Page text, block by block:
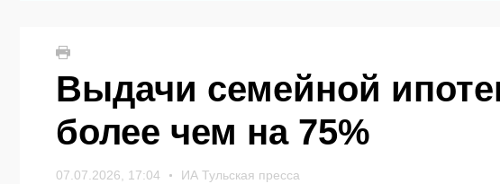
Выдачи семейной
более чем на 75%
07.07.2026, 17:04 ИА Тульская пресса